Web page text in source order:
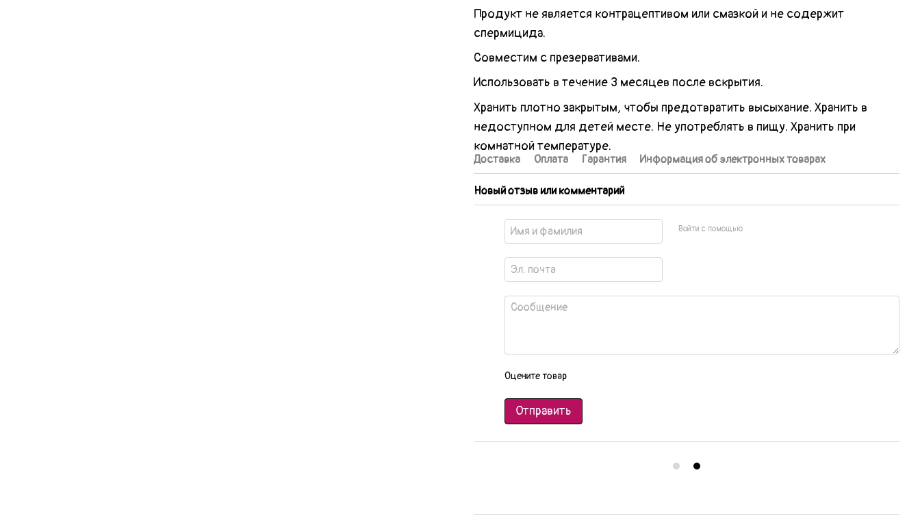
Продукт не является контрацептивом или смазкой и не содержит
спермицида.
Совместим с презервативами.
Использовать в течение 3 месяцев после вскрытия.
Хранить плотно закрытым, чтобы предотвратить высыхание. Хранить в
недоступном для детей месте. Не употреблять в пищу. Хранить при
комнатной температуре.
Доставка Оплата Гарантия Информация об электронных товарах
Новый отзыв или комментарий
Войти с помощью
Оцените товар
Отправить